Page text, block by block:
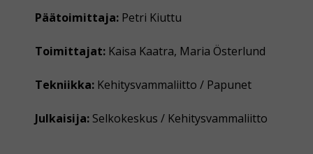
Päätoimittaja: Petri Kiuttu
Toimittajat: Kaisa Kaatra, Maria Österlund
Tekniikka: Kehitysvammaliitto / Papunet
Julkaisija: Selkokeskus / Kehitysvammaliitto